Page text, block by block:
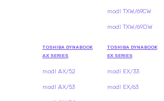
modl TXW/69CW
modl TXW/69DW
TOSHIBA DYNABOOK
AX SERIES
modl AX/52
modl AX/53
TOSHIBA DYNABOOK
EX SERIES
modl EX/33
modl EX/63